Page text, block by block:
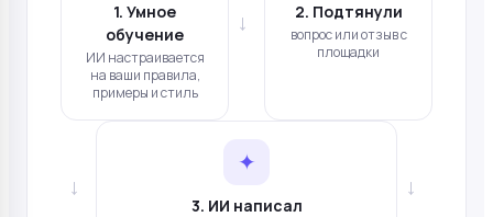
1. Умное
обучение
ИИ настраивается
на ваши правила,
примеры и стиль
→
2. Подтянули
вопрос или отзыв с
площадки
→
✦
3. ИИ написал
→